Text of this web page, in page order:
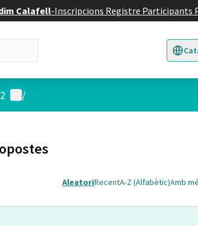
Calafell-Inscripcions Registre Participants
Triar
Menú d'usuari
/
AleatoriRecentA-Z (Alfabètic)Amb